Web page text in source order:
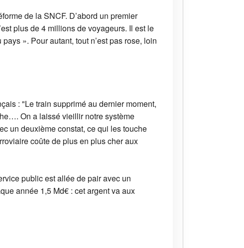
de la SNCF. D’abord un premier
plus de 4 millions de voyageurs. Il est le
». Pour autant, tout n’est pas rose, loin
: "Le train supprimé au dernier moment,
On a laissé vieillir notre système
un deuxième constat, ce qui les touche
coûte de plus en plus cher aux
public est allée de pair avec un
année 1,5 Md€ : cet argent va aux